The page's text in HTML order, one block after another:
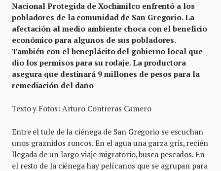
Nacional Protegida de Xochimilco enfrentó a los
pobladores de la comunidad de San Gregorio. La
afectación al medio ambiente choca con el beneficio
económico para algunos de sus pobladores.
También con el beneplácito del gobierno local que
dio los permisos para su rodaje. La productora
asegura que destinará 9 millones de pesos para la
remediación del daño
Texto y Fotos: Arturo Contreras Camero
Entre el tule de la ciénega de San Gregorio se escuchan
unos graznidos roncos. En el agua una garza gris, recién
llegada de un largo viaje migratorio, busca pescados. En
el resto de la ciénega hay pelícanos que se agrupan para